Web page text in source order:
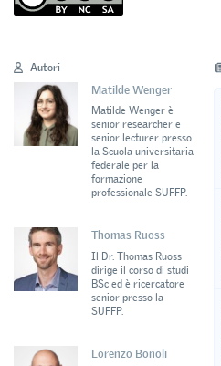
Autori
Matilde Wenger
Matilde Wenger è
senior researcher e
senior lecturer presso
la Scuola universitaria
federale per la
formazione
professionale SUFFP.
Thomas Ruoss
Il Dr. Thomas Ruoss
dirige il corso di studi
BSc ed è ricercatore
senior presso la
SUFFP.
Lorenzo Bonoli